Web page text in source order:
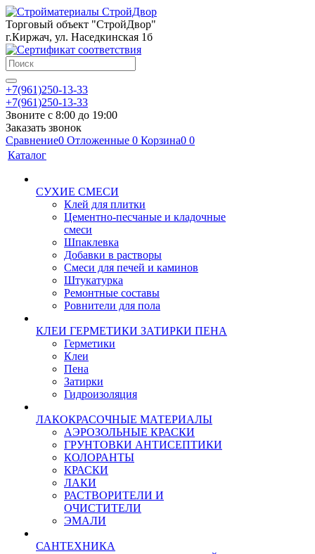
Торговый объект "СтройДвор"
г.Киржач, ул. Наседкинская 1б
+7(961)250-13-33
+7(961)250-13-33
Звоните с 8:00 до 19:00
Заказать звонок
Сравнение0 Отложенные 0 Корзина0 0
Каталог
СУХИЕ СМЕСИ
Клей для плитки
Цементно-песчаные и кладочные
смеси
Шпаклевка
Добавки в растворы
Смеси для печей и каминов
Штукатурка
Ремонтные составы
Ровнители для пола
КЛЕИ ГЕРМЕТИКИ ЗАТИРКИ ПЕНА
Герметики
Клеи
Пена
Затирки
Гидроизоляция
ЛАКОКРАСОЧНЫЕ МАТЕРИАЛЫ
АЭРОЗОЛЬНЫЕ КРАСКИ
ГРУНТОВКИ АНТИСЕПТИКИ
КОЛОРАНТЫ
КРАСКИ
ЛАКИ
РАСТВОРИТЕЛИ И
ОЧИСТИТЕЛИ
ЭМАЛИ
САНТЕХНИКА